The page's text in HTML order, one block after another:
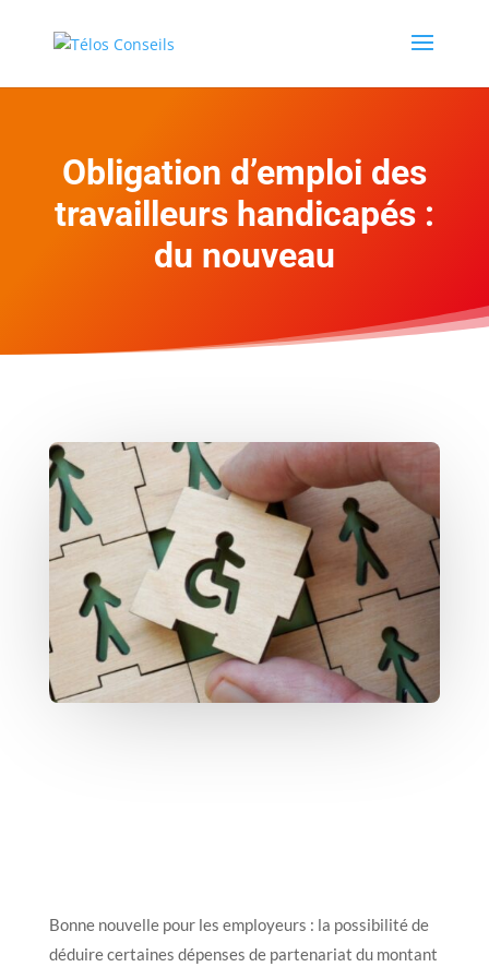
Obligation d’emploi des
travailleurs handicapés :
du nouveau
Bonne nouvelle pour les employeurs : la possibilité de
déduire certaines dépenses de partenariat du montant